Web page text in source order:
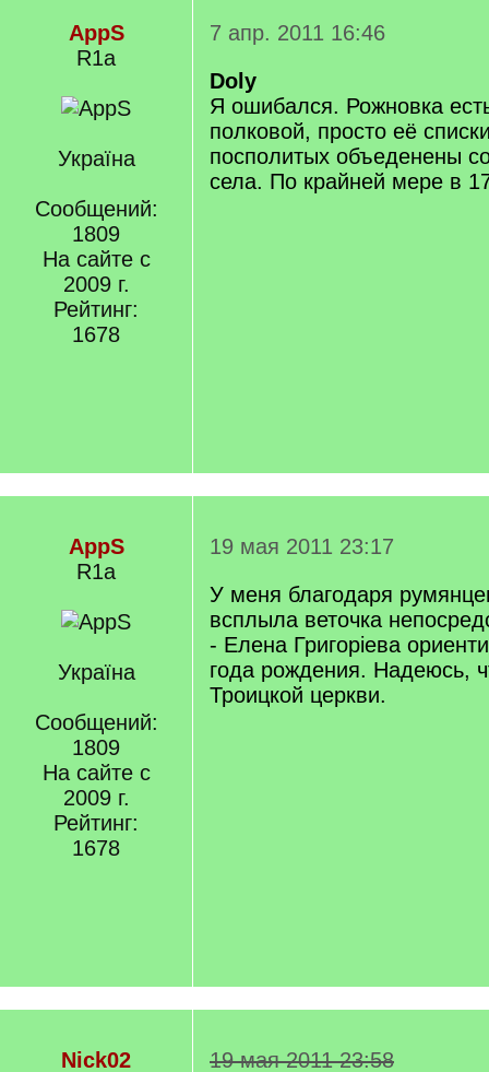
AppS
R1a
Україна
Сообщений:
1809
На сайте с
2009 г.
Рейтинг:
1678
7 апр. 2011 16:46
Doly
Я ошибался. Рожновка
полковой, просто её
посполитых объеденены
села. По крайней мере в
AppS
R1a
Україна
Сообщений:
1809
На сайте с
2009 г.
Рейтинг:
1678
19 мая 2011 23:17
У меня благодаря
всплыла веточка
- Елена Григоріева
года рождения. Надеюсь,
Троицкой церкви.
Nick02 19 мая 2011 23:58